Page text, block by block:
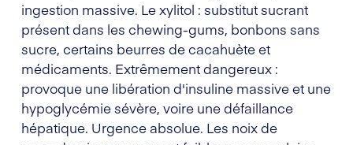
ingestion massive. Le xylitol : substitut sucrant
présent dans les chewing-gums, bonbons sans
sucre, certains beurres de cacahuète et
médicaments. Extrêmement dangereux :
provoque une libération d'insuline massive et une
hypoglycémie sévère, voire une défaillance
hépatique. Urgence absolue. Les noix de